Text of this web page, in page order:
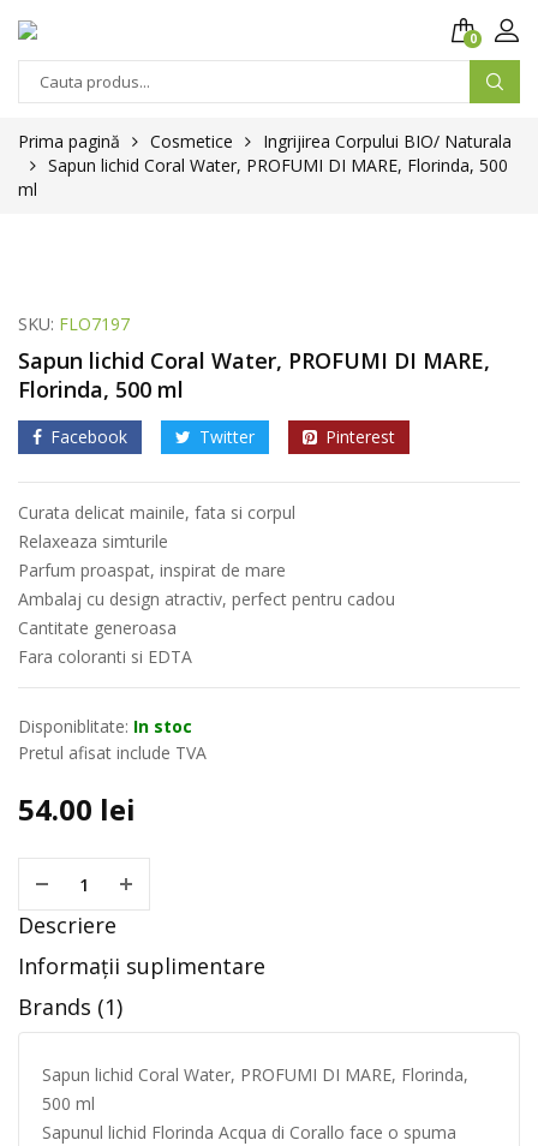
0
Prima pagină Cosmetice
Ingrijirea Corpului BIO/ Naturala
Sapun lichid Coral Water, PROFUMI DI MARE, Florinda, 500
ml
SKU: FLO7197
Sapun lichid Coral Water, PROFUMI DI MARE,
Florinda, 500 ml
Facebook Twitter Pinterest
Curata delicat mainile, fata si corpul
Relaxeaza simturile
Parfum proaspat, inspirat de mare
Ambalaj cu design atractiv, perfect pentru cadou
Cantitate generoasa
Fara coloranti si EDTA
Disponiblitate: In stoc
Pretul afisat include TVA
54.00 lei
Descriere
Informații suplimentare
Brands (1)
Sapun lichid Coral Water, PROFUMI DI MARE, Florinda,
500 ml
Sapunul lichid Florinda Acqua di Corallo face o spuma